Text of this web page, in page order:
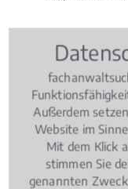
Agrarrecht,
rechtlich
Außerdem
Website im
Mit dem Klick
stimmen Sie
genannten